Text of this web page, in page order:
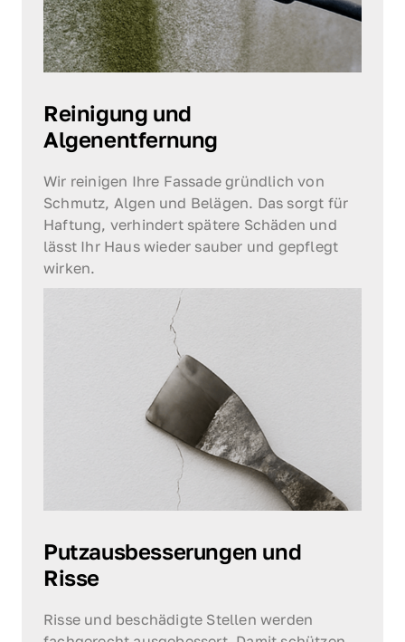
Reinigung und
Algenentfernung
Wir reinigen Ihre Fassade gründlich von
Schmutz, Algen und Belägen. Das sorgt für
Haftung, verhindert spätere Schäden und
lässt Ihr Haus wieder sauber und gepflegt
wirken.
Putzausbesserungen und
Risse
Risse und beschädigte Stellen werden